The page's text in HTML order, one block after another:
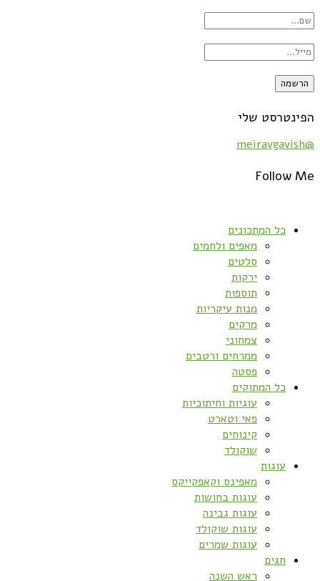
הפינטרסט שלי
@meiravgavish
Follow Me
כל המתכונים
מאפים ולחמים
סלטים
ירקות
תוספות
מנות עיקריות
מרקים
צמחוני
ממרחים ורטבים
פסטה
כל המתוקים
עוגיות וחיתוכיות
פאי וטארט
קינוחים
שוקולד
עוגות
מאפינס וקאפקייקס
עוגות בחושות
עוגות גבינה
עוגות שוקולד
עוגות שמרים
חגים
ראש השנה